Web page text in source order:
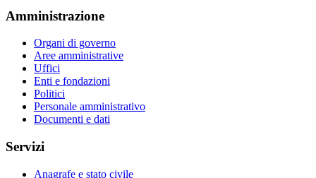
Amministrazione
Organi di governo
Aree amministrative
Uffici
Enti e fondazioni
Politici
Personale amministrativo
Documenti e dati
Servizi
Anagrafe e stato civile